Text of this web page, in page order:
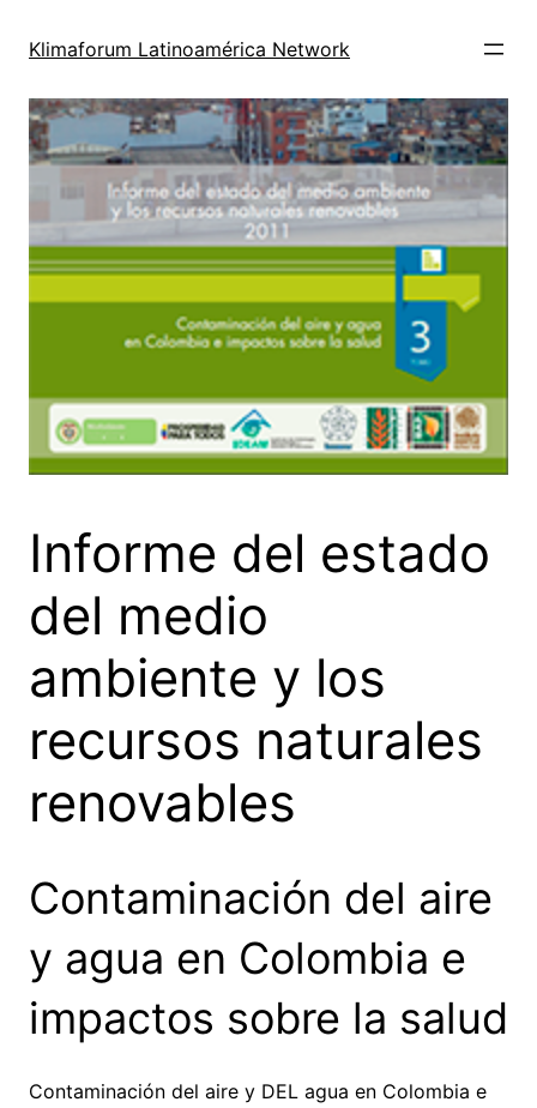
Klimaforum Latinoamérica Network
Informe del estado
del medio
ambiente y los
recursos naturales
renovables
Contaminación del aire
y agua en Colombia e
impactos sobre la salud
Contaminación del aire y DEL agua en Colombia e